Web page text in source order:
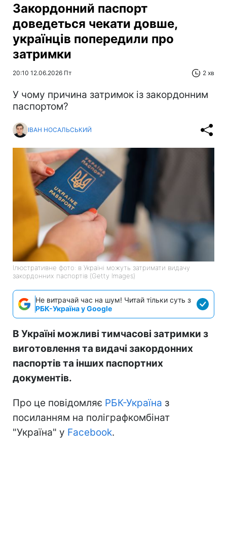
Закордонний паспорт
доведеться чекати довше,
українців попередили про
затримки
20:10 12.06.2026 Пт 2 хв
У чому причина затримок із закордонним
паспортом?
ІВАН НОСАЛЬСЬКИЙ
Ілюстративне фото: в Україні можуть затримати видачу
закордонних паспортів (Getty Images)
Не витрачай час на шум! Читай тільки суть з
РБК-Україна у Google
В Україні можливі тимчасові затримки з
виготовлення та видачі закордонних
паспортів та інших паспортних
документів.
Про це повідомляє РБК-Україна з
посиланням на поліграфкомбінат
"Україна" у Facebook.